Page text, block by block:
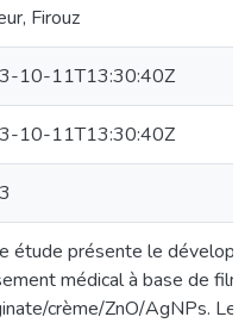
Firouz
10-11T13:30:40Z
10-11T13:30:40Z
étude présente le
médical à base de film
crème/ZnO/AgNPs. Le